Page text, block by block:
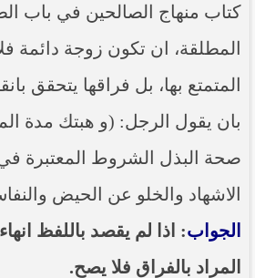
كتاب منهاج الصالحين في باب
المطلقة، ان تكون زوجة دائمة
المتمتع بها، بل فراقها يتحقق
بان يقول الرجل: (و هبتك مدة
صحة البذل الشروط المعتبرة
الاشهاد والخلو عن الحيض
الجواب: اذا لم يقصد باللفظ
المراد بالفراق فلا يصح.